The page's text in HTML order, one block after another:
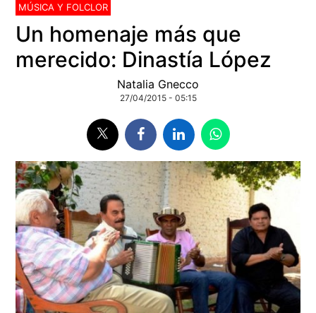
MÚSICA Y FOLCLOR
Un homenaje más que
merecido: Dinastía López
Natalia Gnecco
27/04/2015 - 05:15